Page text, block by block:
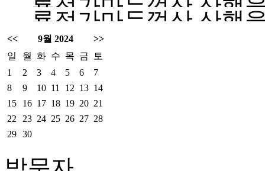
속 가게 되면 있습니다.
가는지요? 찾아가는
습니다
룡정가마두껑산 산행
가는지요? 찾아가는
습니다
룡정가마두껑산 산행
가는지요? 찾아가는
습니다
<< 9월 2024
>>
일
월 화 수 목 금
토
1
2 3 4 5 6
7
8
9 10 11 12 13 14
15
16 17 18 19 20 21
22
23 24 25 26 27 28
29 30